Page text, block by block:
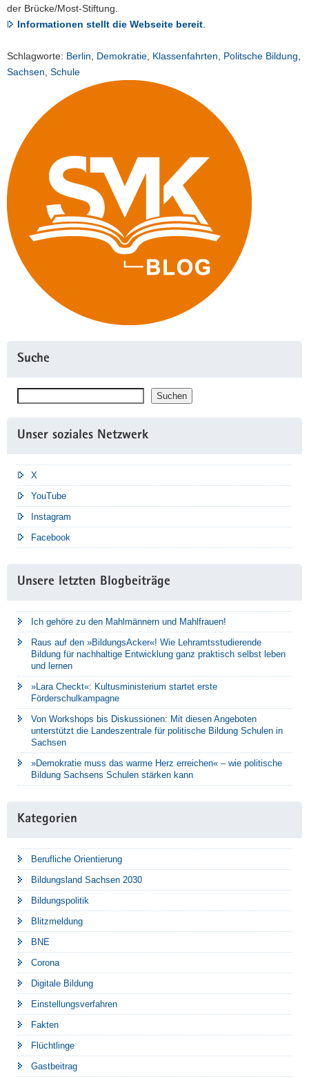
der Brücke/Most-Stiftung.
Informationen stellt die Webseite bereit.
Schlagworte: Berlin, Demokratie, Klassenfahrten, Politsche Bildung,
Sachsen, Schule
Suche
Suchen
Unser soziales Netzwerk
X
YouTube
Instagram
Facebook
Unsere letzten Blogbeiträge
Ich gehöre zu den Mahlmännern und Mahlfrauen!
Raus auf den »BildungsAcker«! Wie Lehramtsstudierende
Bildung für nachhaltige Entwicklung ganz praktisch selbst leben
und lernen
»Lara Checkt«: Kultusministerium startet erste
Förderschulkampagne
Von Workshops bis Diskussionen: Mit diesen Angeboten
unterstützt die Landeszentrale für politische Bildung Schulen in
Sachsen
»Demokratie muss das warme Herz erreichen« – wie politische
Bildung Sachsens Schulen stärken kann
Kategorien
Berufliche Orientierung
Bildungsland Sachsen 2030
Bildungspolitik
Blitzmeldung
BNE
Corona
Digitale Bildung
Einstellungsverfahren
Fakten
Flüchtlinge
Gastbeitrag